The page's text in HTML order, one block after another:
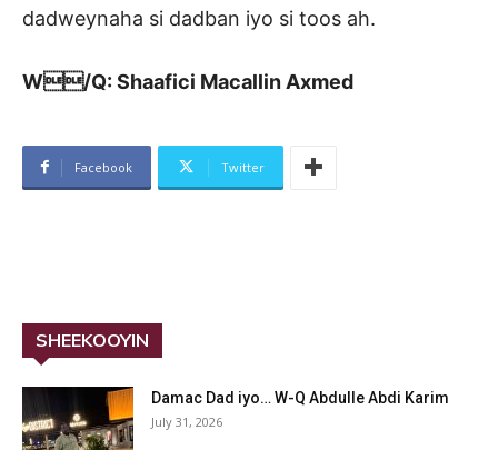
dadweynaha si dadban iyo si toos ah.
W/Q: Shaafici Macallin Axmed
Facebook Twitter
SHEEKOOYIN
Damac Dad iyo… W-Q Abdulle Abdi Karim
July 31, 2026